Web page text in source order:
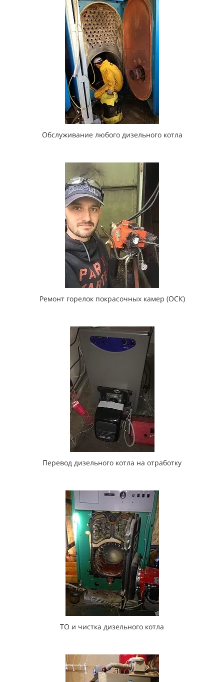
Обслуживание любого дизельного котла
Ремонт горелок покрасочных камер (ОСК)
Перевод дизельного котла на отработку
ТО и чистка дизельного котла